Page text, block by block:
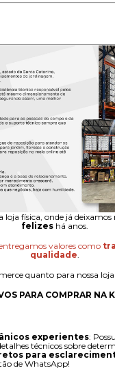
física, onde já deixamos
felizeshá anos.
entregamos valores como
qualidade
quanto para nossa loja
PARA COMPRAR NA
experientes:
técnicos sobre
para
de WhatsApp!